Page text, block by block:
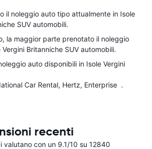
il noleggio auto tipo attualmente in Isole
SUV automobili.
la maggior parte prenotato il noleggio
Britanniche SUV automobili.
auto disponibili in Isole Vergini
Car Rental Hertz Enterprise .
recenti
valutano con un 9.1/10 su 12840